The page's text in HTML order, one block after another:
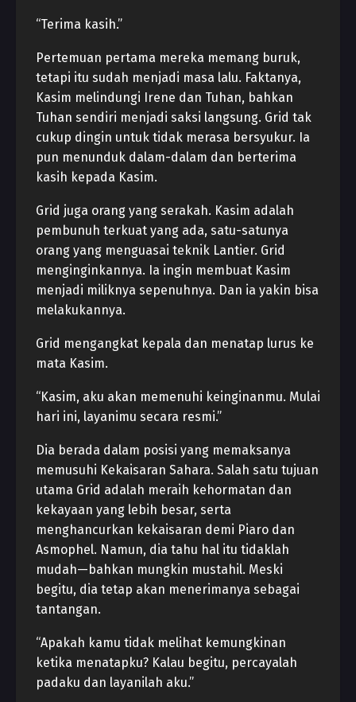
“Terima kasih.”
Pertemuan pertama mereka memang buruk,
tetapi itu sudah menjadi masa lalu. Faktanya,
Kasim melindungi Irene dan Tuhan, bahkan
Tuhan sendiri menjadi saksi langsung. Grid tak
cukup dingin untuk tidak merasa bersyukur. Ia
pun menunduk dalam-dalam dan berterima
kasih kepada Kasim.
Grid juga orang yang serakah. Kasim adalah
pembunuh terkuat yang ada, satu-satunya
orang yang menguasai teknik Lantier. Grid
menginginkannya. Ia ingin membuat Kasim
menjadi miliknya sepenuhnya. Dan ia yakin bisa
melakukannya.
Grid mengangkat kepala dan menatap lurus ke
mata Kasim.
“Kasim, aku akan memenuhi keinginanmu. Mulai
hari ini, layanimu secara resmi.”
Dia berada dalam posisi yang memaksanya
memusuhi Kekaisaran Sahara. Salah satu tujuan
utama Grid adalah meraih kehormatan dan
kekayaan yang lebih besar, serta
menghancurkan kekaisaran demi Piaro dan
Asmophel. Namun, dia tahu hal itu tidaklah
mudah—bahkan mungkin mustahil. Meski
begitu, dia tetap akan menerimanya sebagai
tantangan.
“Apakah kamu tidak melihat kemungkinan
ketika menatapku? Kalau begitu, percayalah
padaku dan layanilah aku.”